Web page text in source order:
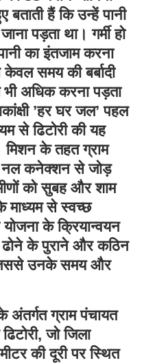
बताती हैं कि उन्हें पानी
पड़ता था। गर्मी हो
का इंतजाम करना
समय की बर्बादी
भी अधिक करना पड़ता
’हर घर जल’ पहल
से ढिटोरी की यह
मिशन के तहत ग्राम
नल कनेक्शन से जोड़
को सुबह और शाम
माध्यम से स्वच्छ
के क्रियान्वयन
ढोने के पुराने और कठिन
उनके समय और
ग्राम पंचायत
जो जिला
की दूरी पर स्थित